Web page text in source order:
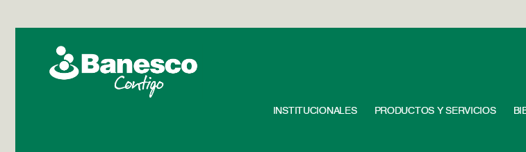
INSTITUCIONALES PRODUCTOS Y SERVICIOS